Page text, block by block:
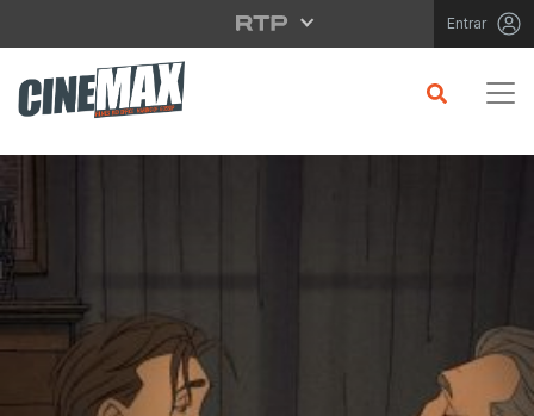
Saltar para o conteúdo principal Entrar